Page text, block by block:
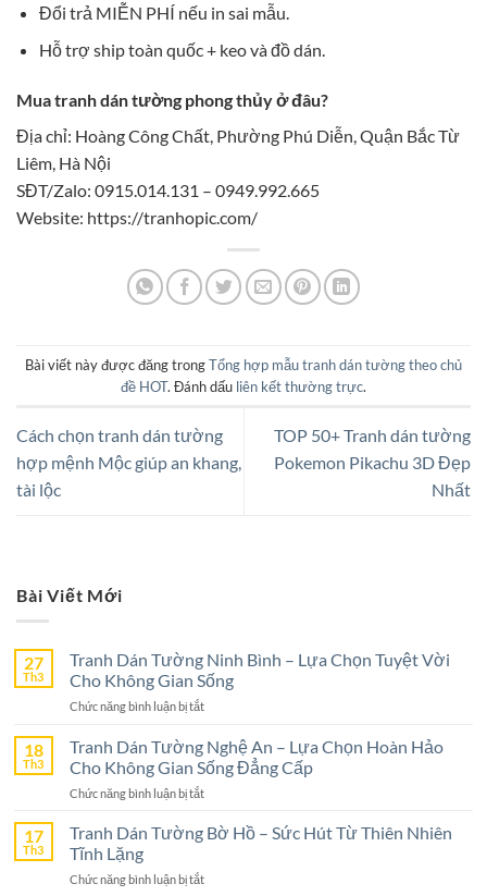
Đổi trả MIỄN PHÍ nếu in sai mẫu.
Hỗ trợ ship toàn quốc + keo và đồ dán.
Mua tranh dán tường phong thủy ở đâu?
Địa chỉ: Hoàng Công Chất, Phường Phú Diễn, Quận Bắc Từ
Liêm, Hà Nội
SĐT/Zalo: 0915.014.131 – 0949.992.665
Website: https://tranhopic.com/
Bài viết này được đăng trongTổng hợp mẫu tranh dán tường theo chủ
đề HOT. Đánh dấu liên kết thường trực.
Cách chọn tranh dán tường
hợp mệnh Mộc giúp an khang,
tài lộc
TOP 50+ Tranh dán tường
Pokemon Pikachu 3D Đẹp
Nhất
Bài Viết Mới
27
Th3
Tranh Dán Tường Ninh Bình – Lựa Chọn Tuyệt Vời
Cho Không Gian Sống
Chức năng bình luận bị tắtở
Dán
Tường
Ninh
Bình
Lựa
18
Th3
Tranh Dán Tường Nghệ An – Lựa Chọn Hoàn Hảo
Cho Không Gian Sống Đẳng Cấp
Chức năng bình luận bị tắtở
Dán
An
17
Th3
Tranh Dán Tường Bờ Hồ – Sức Hút Từ Thiên Nhiên
Tĩnh Lặng
Chức năng bình luận bị tắtở